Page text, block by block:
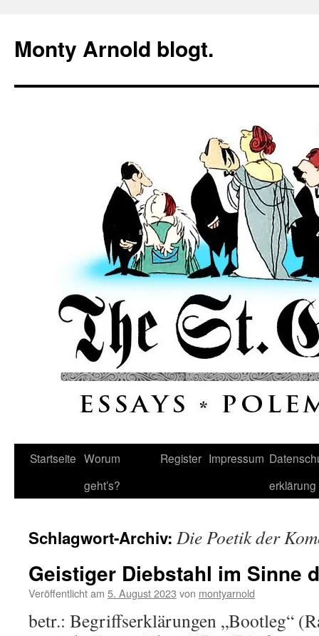
springen
Monty Arnold blogt.
Startseite Worum
geht’s?
Register Impressum
erklärung
Schlagwort-Archiv: Die Poetik der
Geistiger Diebstahl im Sinne
Veröffentlicht am 5. August 2023 von montyarnold
betr.: Begriffserklärungen „Bootleg“